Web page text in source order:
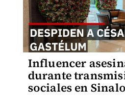
Influencer
durante
sociales en